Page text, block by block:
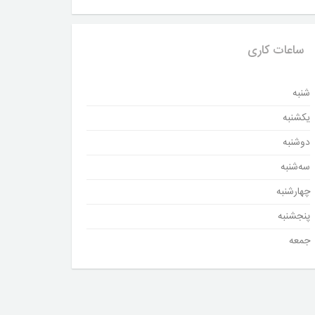
ساعات کاری
شنبه
یکشنبه
دوشنبه
سه‌شنبه
چهارشنبه
پنجشنبه
جمعه